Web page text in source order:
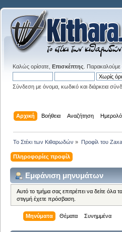
Καλώς ορίσατε, Επισκέπτης . Παρακαλούμε
Σύνδεση με όνομα, κωδικό και διάρκεια
Αρχική Βοήθεια Αναζήτηση
Το Στέκι των Κιθαρωδών » Προφίλ του
Πληροφορίες προφίλ
Εμφάνιση μηνυμάτων
Αυτό το τμήμα σας επιτρέπει να δείτε
στιγμή έχετε πρόσβαση.
Μηνύματα Θέματα Συνημμένα